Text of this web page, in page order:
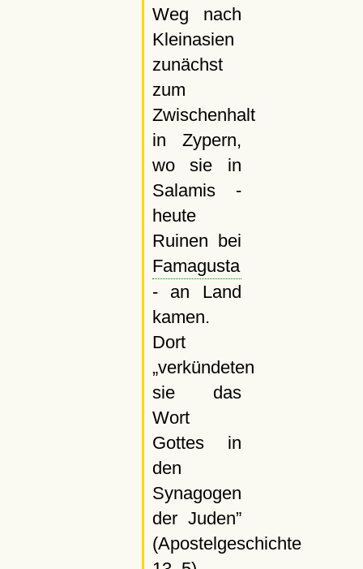
Weg nach
Kleinasien
zunächst
zum
Zwischenhalt
in Zypern,
wo sie in
Salamis -
heute
Ruinen bei
Famagusta
- an Land
kamen.
Dort
verkündeten
sie das
Wort
Gottes in
den
Synagogen
der Juden
(Apostelgeschichte